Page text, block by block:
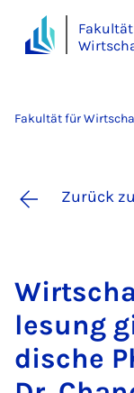
Fakultät für
Zurück
le­sung
di­sche